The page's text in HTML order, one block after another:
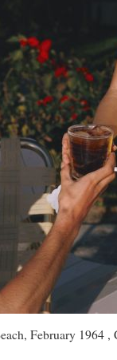
February 1964 ,